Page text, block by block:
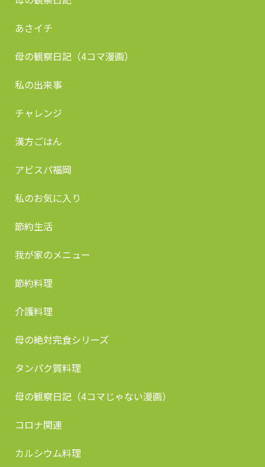
あさイチ
母の観察日記（4コマ漫画）
私の出来事
チャレンジ
漢方ごはん
アビスパ福岡
私のお気に入り
節約生活
我が家のメニュー
節約料理
介護料理
母の絶対完食シリーズ
タンパク質料理
母の観察日記（4コマじゃない漫画）
コロナ関連
カルシウム料理